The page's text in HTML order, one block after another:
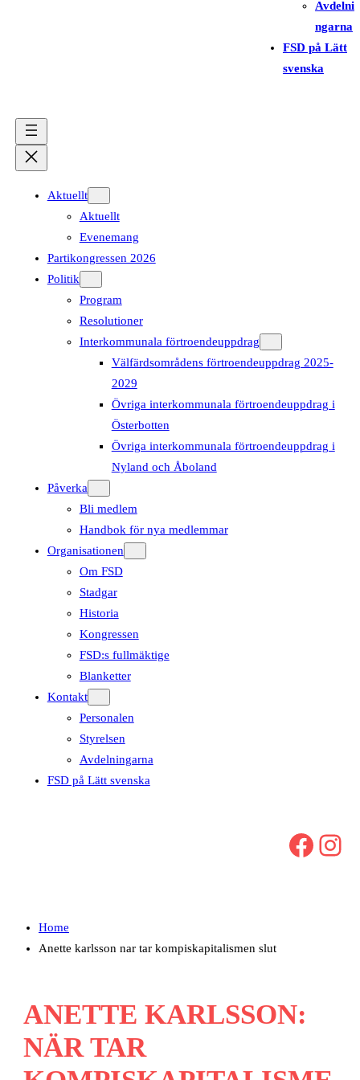
Avdelni
ngarna
FSD på Lätt
svenska
Aktuellt
Aktuellt
Evenemang
Partikongressen 2026
Politik
Program
Resolutioner
Interkommunala förtroendeuppdrag
Välfärdsområdens förtroendeuppdrag 2025-
2029
Övriga interkommunala förtroendeuppdrag i
Österbotten
Övriga interkommunala förtroendeuppdrag i
Nyland och Åboland
Påverka
Bli medlem
Handbok för nya medlemmar
Organisationen
Om FSD
Stadgar
Historia
Kongressen
FSD:s fullmäktige
Blanketter
Kontakt
Personalen
Styrelsen
Avdelningarna
FSD på Lätt svenska
Facebook Instagram
Home
Anette karlsson nar tar kompiskapitalismen slut
ANETTE KARLSSON:
NÄR TAR